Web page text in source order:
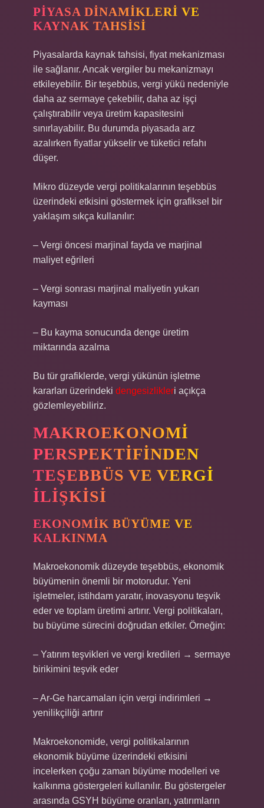
PIYASA DINAMIKLERI VE
KAYNAK TAHSISI
Piyasalarda kaynak tahsisi, fiyat mekanizması
ile sağlanır. Ancak vergiler bu mekanizmayı
etkileyebilir. Bir teşebbüs, vergi yükü nedeniyle
daha az sermaye çekebilir, daha az işçi
çalıştırabilir veya üretim kapasitesini
sınırlayabilir. Bu durumda piyasada arz
azalırken fiyatlar yükselir ve tüketici refahı
düşer.
Mikro düzeyde vergi politikalarının teşebbüs
üzerindeki etkisini göstermek için grafiksel bir
yaklaşım sıkça kullanılır:
– Vergi öncesi marjinal fayda ve marjinal
maliyet eğrileri
– Vergi sonrası marjinal maliyetin yukarı
kayması
– Bu kayma sonucunda denge üretim
miktarında azalma
Bu tür grafiklerde, vergi yükünün işletme
kararları üzerindeki dengesizlikleri açıkça
gözlemleyebiliriz.
MAKROEKONOMI
PERSPEKTIFINDEN
TEŞEBBÜS VE VERGI
İLIŞKISI
EKONOMIK BÜYÜME VE
KALKINMA
Makroekonomik düzeyde teşebbüs, ekonomik
büyümenin önemli bir motorudur. Yeni
işletmeler, istihdam yaratır, inovasyonu teşvik
eder ve toplam üretimi artırır. Vergi politikaları,
bu büyüme sürecini doğrudan etkiler. Örneğin:
– Yatırım teşvikleri ve vergi kredileri → sermaye
birikimini teşvik eder
– Ar-Ge harcamaları için vergi indirimleri →
yenilikçiliği artırır
Makroekonomide, vergi politikalarının
ekonomik büyüme üzerindeki etkisini
incelerken çoğu zaman büyüme modelleri ve
kalkınma göstergeleri kullanılır. Bu göstergeler
arasında GSYH büyüme oranları, yatırımların